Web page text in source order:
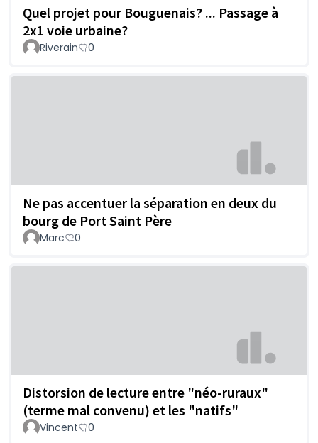
Quel projet pour Bouguenais? ... Passage à
2x1 voie urbaine?
Riverain 0
Ne pas accentuer la séparation en deux du
bourg de Port Saint Père
Marc 0
Distorsion de lecture entre "néo-ruraux"
(terme mal convenu) et les "natifs"
Vincent 0